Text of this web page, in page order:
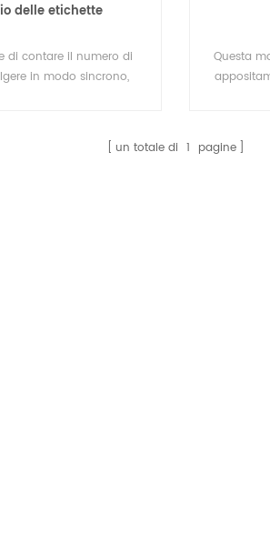
delle etichette
di contare il numero di
in modo sincrono,
Questa
un totale di 1 pagine